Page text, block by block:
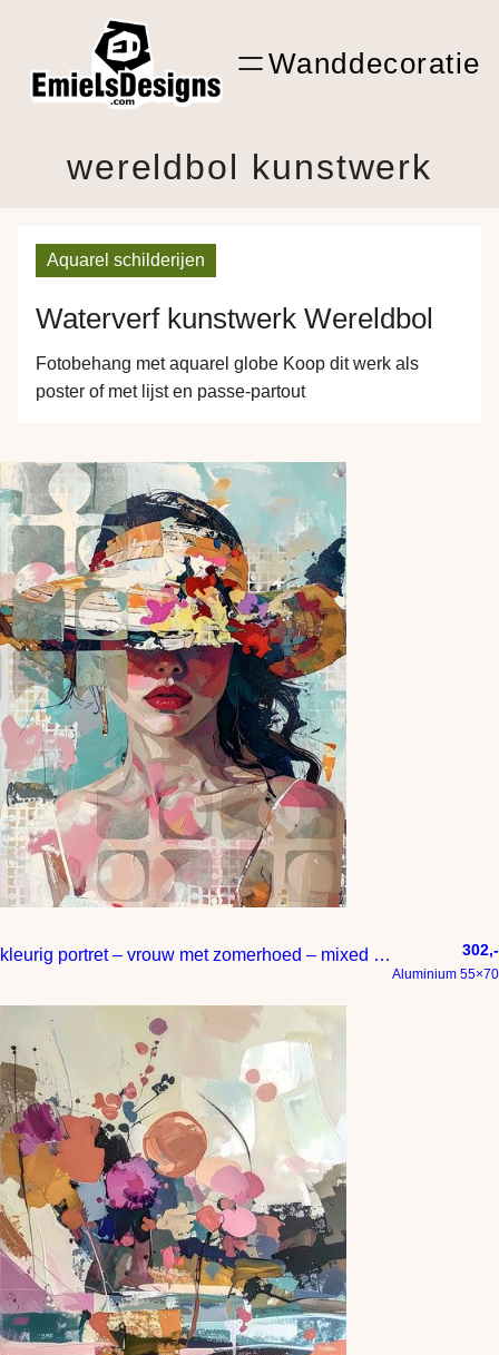
inhoud
Shop Kunst
Wanddecoratie
wereldbol kunstwerk
Aquarel schilderijen
Waterverf kunstwerk Wereldbol
Fotobehang met aquarel globe Koop dit werk als
poster of met lijst en passe-partout
kleurig portret – vrouw met zomerhoed – mixed media 302,-
Aluminium 55×70